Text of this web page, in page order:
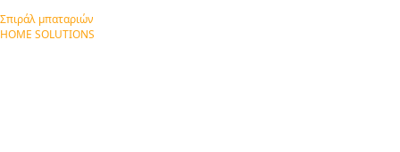
Σπιράλ μπαταριών
HOME SOLUTIONS